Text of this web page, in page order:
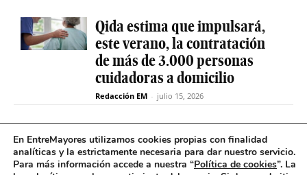
Qida estima que impulsará,
este verano, la contratación
de más de 3.000 personas
cuidadoras a domicilio
Redacción EM - julio 15, 2026
La sociedad de capital riesgo
Axis invertirá hasta 15
millones en Qida para
En EntreMayores utilizamos cookies propias con finalidad
analíticas y la estrictamente necesaria para dar nuestro servicio.
Para más información accede a nuestra “Política de cookies”. La